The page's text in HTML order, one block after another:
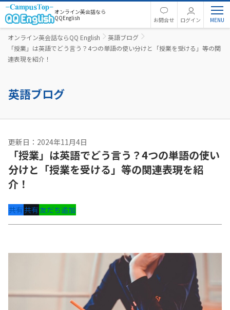
オンライン英会話なら
QQEnglish
お問合せ ログイン
オンライン英会話ならQQ English
英語ブログ
「授業」は英語でどう言う？4つの単語の使い分けと「授業を受ける」等の関
連表現を紹介！
英語ブログ
更新日：2024年11月4日
「授業」は英語でどう言う？4つの単語の使い
分けと「授業を受ける」等の関連表現を紹
介！
共有共有友だち追加